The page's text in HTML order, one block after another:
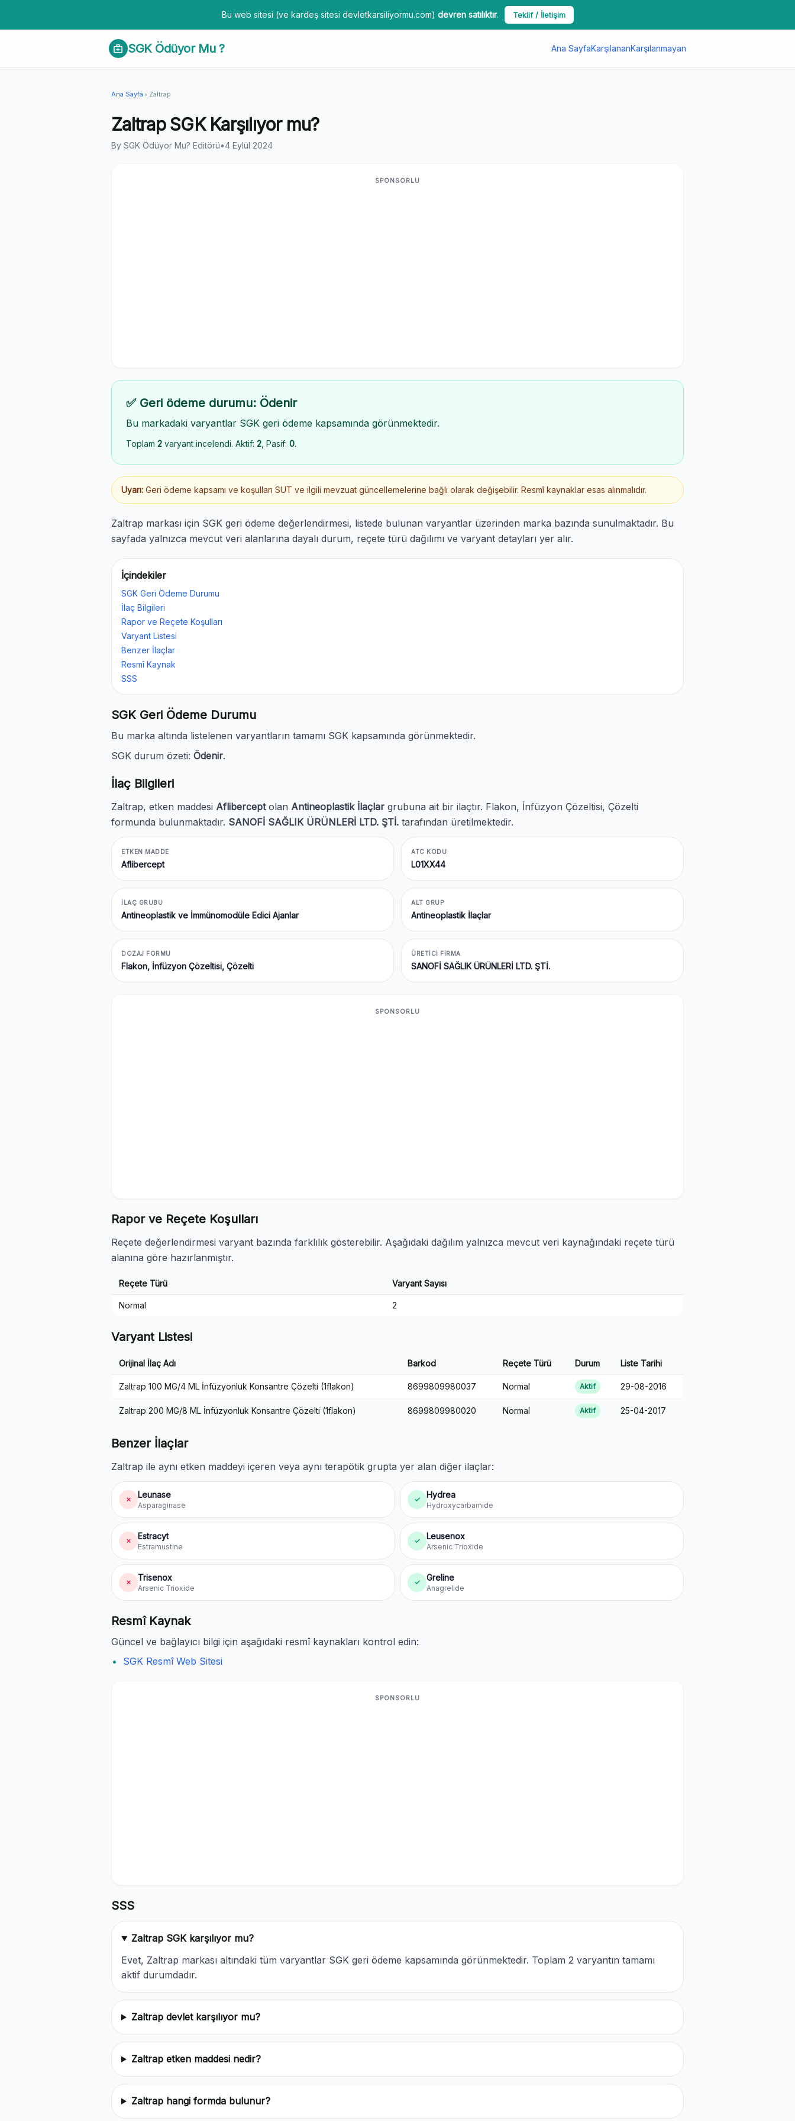
Bu web sitesi (ve kardeş sitesi devletkarsiliyormu.com) devren satılıktır. Teklif / İletişim
medical_services SGK Ödüyor Mu ? Ana SayfaKarşılananKarşılanmayan
Ana Sayfa chevron_right Zaltrap
Zaltrap SGK Karşılıyor mu?
By SGK Ödüyor Mu? Editörü•4 Eylül 2024
SPONSORLU
✅ Geri ödeme durumu: Ödenir
Bu markadaki varyantlar SGK geri ödeme kapsamında görünmektedir.
Toplam 2 varyant incelendi. Aktif: 2 , Pasif: 0.
Uyarı: Geri ödeme kapsamı ve koşulları SUT ve ilgili mevzuat güncellemelerine bağlı olarak değişebilir. Resmî kaynaklar esas alınmalıdır.
Zaltrap markası için SGK geri ödeme değerlendirmesi, listede bulunan varyantlar üzerinden marka bazında sunulmaktadır. Bu
sayfada yalnızca mevcut veri alanlarına dayalı durum, reçete türü dağılımı ve varyant detayları yer alır.
İçindekiler
SGK Geri Ödeme Durumu
İlaç Bilgileri
Rapor ve Reçete Koşulları
Varyant Listesi
Benzer İlaçlar
Resmî Kaynak
SSS
SGK Geri Ödeme Durumu
Bu marka altında listelenen varyantların tamamı SGK kapsamında görünmektedir.
SGK durum özeti: Ödenir.
İlaç Bilgileri
Zaltrap, etken maddesi Afliberceptolan Antineoplastik İlaçlar grubuna ait bir ilaçtır. Flakon, İnfüzyon Çözeltisi, Çözelti
formunda bulunmaktadır. SANOFİ SAĞLIK ÜRÜNLERİ LTD. ŞTİ. tarafından üretilmektedir.
ETKEN MADDE
Aflibercept
ATC KODU
L01XX44
İLAÇ GRUBU
Antineoplastik ve İmmünomodüle Edici Ajanlar
ALT GRUP
Antineoplastik İlaçlar
DOZAJ FORMU
Flakon, İnfüzyon Çözeltisi, Çözelti
ÜRETICI FIRMA
SANOFİ SAĞLIK ÜRÜNLERİ LTD. ŞTİ.
SPONSORLU
Rapor ve Reçete Koşulları
Reçete değerlendirmesi varyant bazında farklılık gösterebilir. Aşağıdaki dağılım yalnızca mevcut veri kaynağındaki reçete türü
alanına göre hazırlanmıştır.
Reçete Türü Varyant Sayısı
Normal 2
Varyant Listesi
Orijinal İlaç Adı Barkod Reçete Türü Durum Liste Tarihi
Zaltrap 100 MG/4 ML İnfüzyonluk Konsantre Çözelti (1flakon) 8699809980037 Normal Aktif 29-08-2016
Zaltrap 200 MG/8 ML İnfüzyonluk Konsantre Çözelti (1flakon) 8699809980020 Normal Aktif 25-04-2017
Benzer İlaçlar
Zaltrap ile aynı etken maddeyi içeren veya aynı terapötik grupta yer alan diğer ilaçlar:
✗ Leunase
Asparaginase
✓ Hydrea
Hydroxycarbamide
✗ Estracyt
Estramustine
✓ Leusenox
Arsenic Trioxide
✗ Trisenox
Arsenic Trioxide
✓ Greline
Anagrelide
Resmî Kaynak
Güncel ve bağlayıcı bilgi için aşağıdaki resmî kaynakları kontrol edin:
SGK Resmî Web Sitesi
SPONSORLU
SSS
Zaltrap SGK karşılıyor mu?
Evet, Zaltrap markası altındaki tüm varyantlar SGK geri ödeme kapsamında görünmektedir. Toplam 2 varyantın tamamı
aktif durumdadır.
Zaltrap devlet karşılıyor mu?
Zaltrap etken maddesi nedir?
Zaltrap hangi formda bulunur?